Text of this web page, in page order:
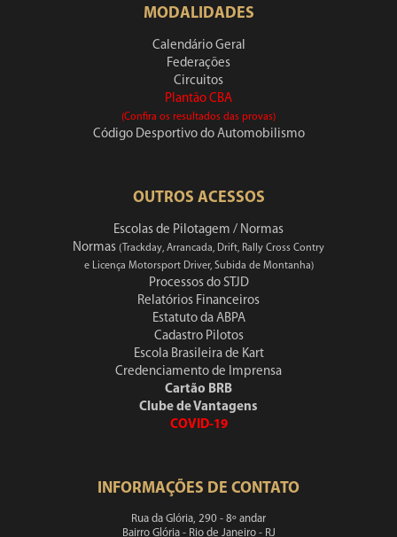
MODALIDADES
Calendário Geral
Federações
Circuitos
Plantão CBA
(Confira os resultados das provas)
Código Desportivo do Automobilismo
OUTROS ACESSOS
Escolas de Pilotagem / Normas
Normas (Trackday, Arrancada, Drift, Rally Cross Contry
e Licença Motorsport Driver, Subida de Montanha)
Processos do STJD
Relatórios Financeiros
Estatuto da ABPA
Cadastro Pilotos
Escola Brasileira de Kart
Credenciamento de Imprensa
Cartão BRB
Clube de Vantagens
COVID-19
INFORMAÇÕES DE CONTATO
Rua da Glória, 290 - 8º andar
Bairro Glória - Rio de Janeiro - RJ